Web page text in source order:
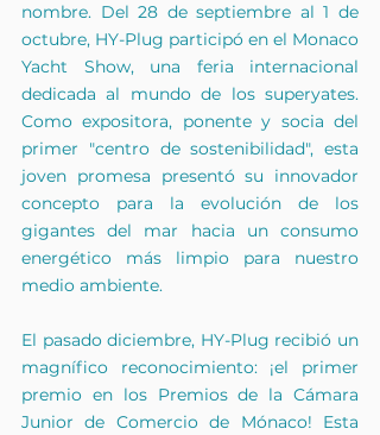
nombre. Del 28 de septiembre al 1 de
octubre, HY-Plug participó en el Monaco
Yacht Show, una feria internacional
dedicada al mundo de los superyates.
Como expositora, ponente y socia del
primer "centro de sostenibilidad", esta
joven promesa presentó su innovador
concepto para la evolución de los
gigantes del mar hacia un consumo
energético más limpio para nuestro
medio ambiente.
El pasado diciembre, HY-Plug recibió un
magnífico reconocimiento: ¡el primer
premio en los Premios de la Cámara
Junior de Comercio de Mónaco! Esta